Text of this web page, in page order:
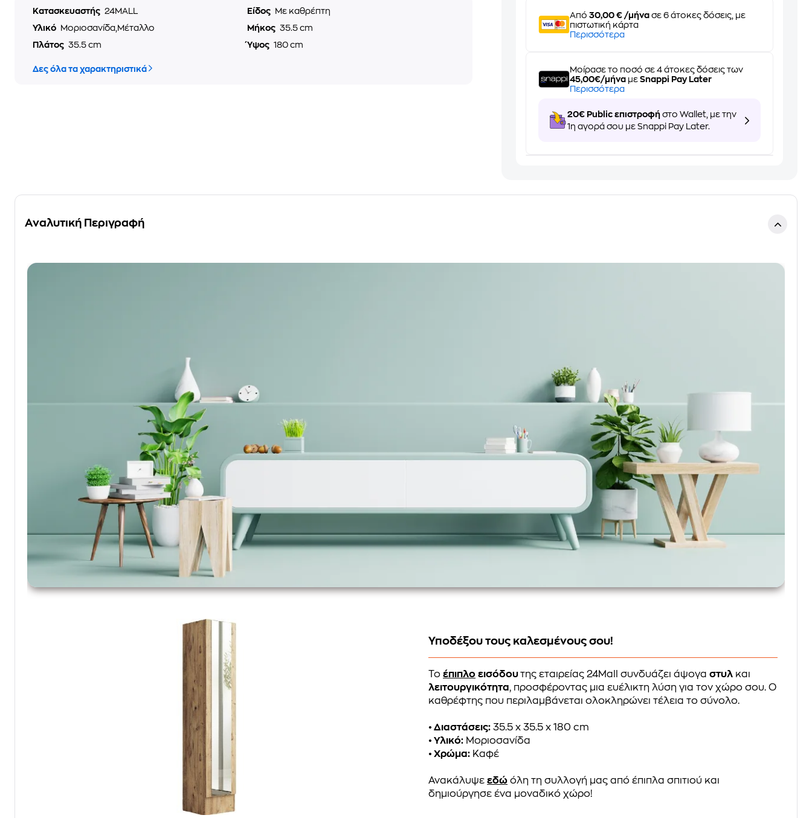
Κατασκευαστής 24MALL Είδος
Με καθρέπτη
Υλικό
Μοριοσανίδα,Μέταλλο Μήκος 35.5 cm
Πλάτος 35.5 cm Ύψος 180 cm
Δες όλα τα χαρακτηριστικά
Από30,00 € /μήνα σε 6 άτοκες δόσεις, με
πιστωτική κάρτα
Περισσότερα
Μοίρασε το ποσό σε 4 άτοκες δόσεις των
45,00€/μήνα μεSnappi Pay Later
Περισσότερα
20€ Public επιστροφή στο Wallet, με την
1η αγορά σου με Snappi Pay Later.
Αναλυτική Περιγραφή
Υποδέξου τους καλεσμένους σου!
Τοέπιπλο εισόδουτης εταιρείας 24Mall συνδυάζει άψογαστυλ και
λειτουργικότητα, προσφέροντας μια ευέλικτη λύση για τον χώρο σου. Ο
καθρέφτης που περιλαμβάνεται ολοκληρώνει τέλεια το σύνολο.
• Διαστάσεις: 35.5 x 35.5 x 180 cm
• Υλικό: Μοριοσανίδα
• Χρώμα: Καφέ
Ανακάλυψεεδώ όλη τη συλλογή μας από έπιπλα σπιτιού και
δημιούργησε ένα μοναδικό χώρο!